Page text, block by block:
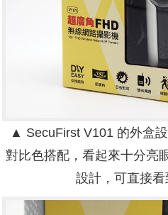
▲ SecuFirst V101 的外盒
對比色搭配，看起來十分亮
設計，可直接看